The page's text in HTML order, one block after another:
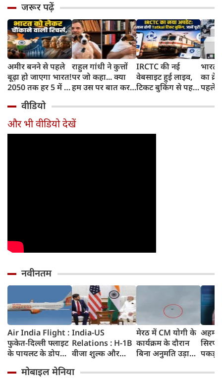
जरूर पढ़ें
अमीर बनने से पहले
बूढ़ा हो जाएगा भारत!
2050 तक हर 5 में 1
साल से ज्यादा उम्र का
राहुल गांधी ने कुत्तों
पर जो कहा... क्या
हम उस पर बात कर
IRCTC की नई
वेबसाइट हुई लाइव,
टिकट बुकिंग से पहले
काम, जानें पूरा
भारत
का
पहले
और
वीडियो
और भी वीडियो देखें
नवीनतम
Air India Flight :
फुकेत-दिल्ली फ्लाइट
के पायलट के डोप
कहा- रिपोर्ट नहीं
India-US
Relations : H-1B
वीजा शुल्क और
अलावा PM मोदी ने
मेरठ में CM योगी के
कार्यक्रम के दौरान
बिना अनुमति उड़ाया
को किया गिरफ्तार
सिरप
पकड़ा
रुपए
मोबाइल मेनिया